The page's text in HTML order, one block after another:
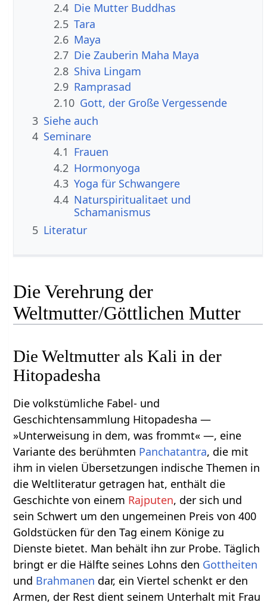
2.4 Die Mutter Buddhas
2.5 Tara
2.6 Maya
2.7 Die Zauberin Maha Maya
2.8 Shiva Lingam
2.9 Ramprasad
2.10 Gott, der Große Vergessende
3 Siehe auch
4 Seminare
4.1 Frauen
4.2 Hormonyoga
4.3 Yoga für Schwangere
4.4 Naturspiritualitaet und
Schamanismus
5 Literatur
Die Verehrung der
Weltmutter/Göttlichen Mutter
Die Weltmutter als Kali in der
Hitopadesha
Die volkstümliche Fabel- und
Geschichtensammlung Hitopadesha —
»Unterweisung in dem, was frommt« —, eine
Variante des berühmten Panchatantra, die mit
ihm in vielen Übersetzungen indische Themen in
die Weltliteratur getragen hat, enthält die
Geschichte von einem Rajputen, der sich und
sein Schwert um den ungemeinen Preis von 400
Goldstücken für den Tag einem Könige zu
Dienste bietet. Man behält ihn zur Probe. Täglich
bringt er die Hälfte seines Lohns den Gottheiten
und Brahmanen dar, ein Viertel schenkt er den
Armen, der Rest dient seinem Unterhalt mit Frau